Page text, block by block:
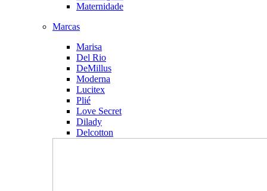
Maternidade
Marcas
Marisa
Del Rio
DeMillus
Moderna
Lucitex
Plié
Love Secret
Dilady
Delcotton